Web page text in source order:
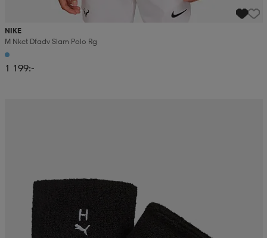
NIKE
M Nkct Dfadv Slam Polo Rg
1 199:-